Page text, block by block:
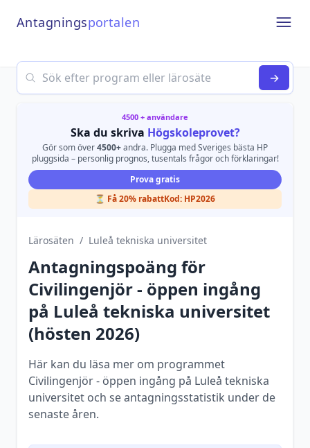
Antagningsportalen
Search
→
4500 + användare
Ska du skriva Högskoleprovet?
Gör som över4500+andra. Plugga med Sveriges bästa HP
pluggsida – personlig prognos, tusentals frågor och förklaringar!
Prova gratis
⏳ Få 20% rabattKod: HP2026
Lärosäten / Luleå tekniska universitet
Antagningspoäng för
Civilingenjör - öppen ingång
på Luleå tekniska universitet
(hösten 2026)
Här kan du läsa mer om programmet
Civilingenjör - öppen ingång på Luleå tekniska
universitet och se antagningsstatistik under de
senaste åren.